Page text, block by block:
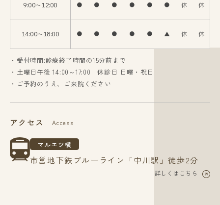
9:00〜12:00 ● ● ● ● ● ● 休 休
14:00〜18:00 ● ● ● ● ● ▲ 休 休
・受付時間:診療終了時間の15分前まで
・土曜日午後 14:00～17:00 休診日 日曜・祝日
・ご予約のうえ、ご来院ください
アクセス Access
マルエツ横
市営地下鉄ブルーライン「中川駅」徒歩2分
詳しくはこちら